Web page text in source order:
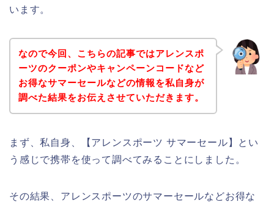
います。
なので今回、こちらの記事ではアレンスポ
ーツのクーポンやキャンペーンコードなど
お得なサマーセールなどの情報を私自身が
調べた結果をお伝えさせていただきます。
まず、私自身、【アレンスポーツ サマーセール】とい
う感じで携帯を使って調べてみることにしました。
その結果、アレンスポーツのサマーセールなどお得な